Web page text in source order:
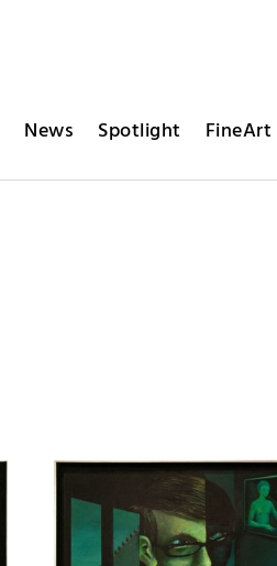
News Spotlight FineArt